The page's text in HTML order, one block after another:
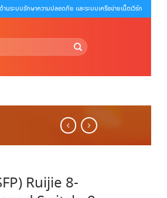
านระบบรักษาความปลอดภัย และระบบเครือข่ายเน็ตเวิร์ก
Ruijie 8-